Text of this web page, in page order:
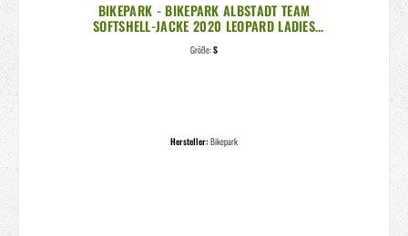
BIKEPARK - BIKEPARK ALBSTADT TEAM
SOFTSHELL-JACKE 2020 LEOPARD LADIES
Größe:S
Hersteller: Bikepark